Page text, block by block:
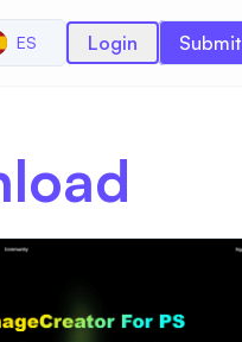
ES Login Submit